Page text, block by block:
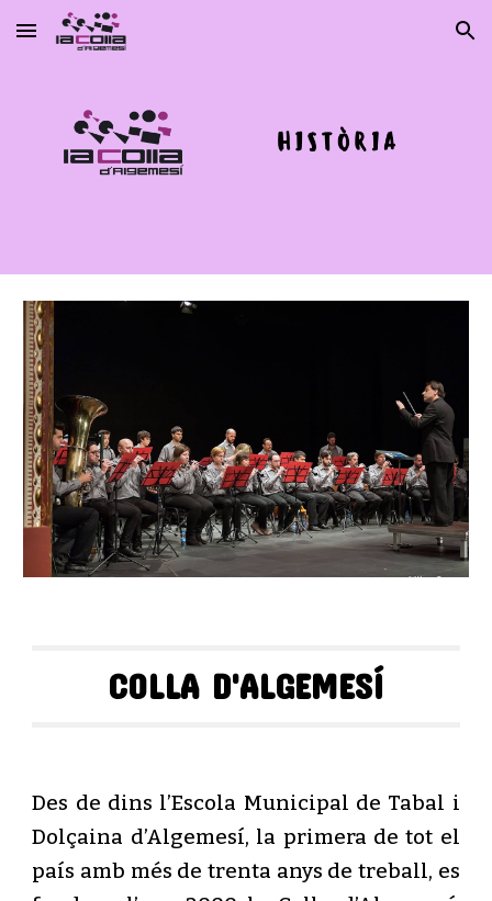
Skip to main content Skip to navigation
COLLA D'ALGEMESÍ
Des de dins l’Escola Municipal de Tabal i
Dolçaina d’Algemesí, la primera de tot el
país amb més de trenta anys de treball, es